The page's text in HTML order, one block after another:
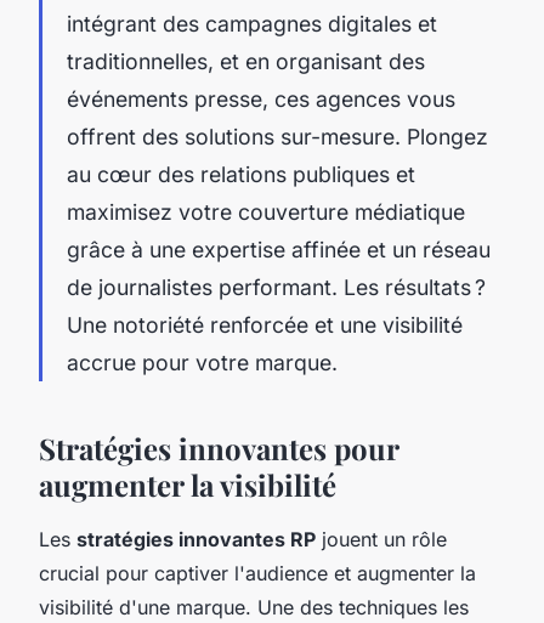
intégrant des campagnes digitales et
traditionnelles, et en organisant des
événements presse, ces agences vous
offrent des solutions sur-mesure. Plongez
au cœur des relations publiques et
maximisez votre couverture médiatique
grâce à une expertise affinée et un réseau
de journalistes performant. Les résultats ?
Une notoriété renforcée et une visibilité
accrue pour votre marque.
Stratégies innovantes pour
augmenter la visibilité
Les stratégies innovantes RP jouent un rôle
crucial pour captiver l'audience et augmenter la
visibilité d'une marque. Une des techniques les